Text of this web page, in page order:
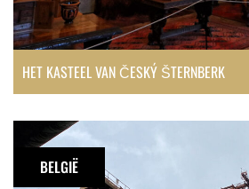
HET KASTEEL VAN ČESKÝ ŠTERNBERK
Urbex:
Hauts-BELGIË